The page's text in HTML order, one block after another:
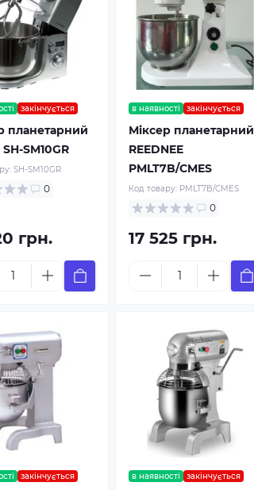
закінчується
планетарний
SM10GR
SH-SM10GR
0
грн.
в наявності закінчується
Міксер планетарний
REEDNEE
PMLT7B/CMES
Код товару: PMLT7B/CMES
0
17 525 грн.
закінчується в наявності закінчується